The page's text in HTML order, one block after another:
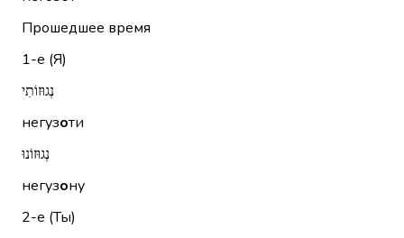
Прошедшее время
1-е (Я)
נְגוּזוֹתִי
негузоти
נְגוּזוֹנוּ
негузону
2-е (Ты)